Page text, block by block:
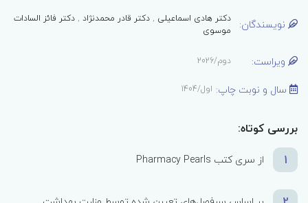
نویسندگان: دکتر هادی اسماعیلی ,دکتر قادر محمدنژاد ,دکتر فائز السادات
موسوی
ویراست: دوم/2026
سال و نوبت چاپ: اول/1404
بررسی کوتاه:
1
از سری کتب Pharmacy Pearls